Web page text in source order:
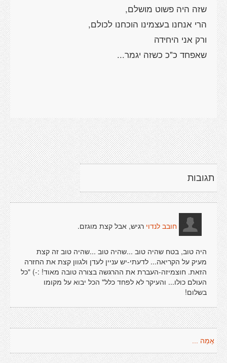
תגובות
חובב לנדוי רגיש, אבל קצת מוגזם.
היה טוב, בטח שהיה טוב ...שהיה טוב ...שהיה טוב זה קצת
מעיק על הקריאה... לדעתי-יש עניין לעדן ולגוון קצת את החזרה
הזאת. חוצמיזה-העברת את ההרגשה בצורה טובה מאוד! :-) "כל
העולם כולו... והעיקר לא לפחד כלל" הכל יבוא על מקומו
בשלום!
אֶמַה ...